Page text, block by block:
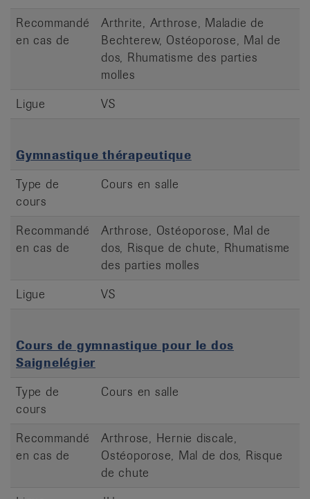
Recommandé
en cas de
Arthrite, Arthrose, Maladie de
Bechterew, Ostéoporose, Mal de
dos, Rhumatisme des parties
molles
Ligue
VS
Gymnastique thérapeutique
Type de
cours
Cours en salle
Recommandé
en cas de
Arthrose, Ostéoporose, Mal de
dos, Risque de chute, Rhumatisme
des parties molles
Ligue
VS
Cours de gymnastique pour le dos
Saignelégier
Type de
cours
Cours en salle
Recommandé
en cas de
Arthrose, Hernie discale,
Ostéoporose, Mal de dos, Risque
de chute